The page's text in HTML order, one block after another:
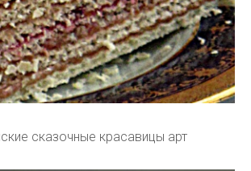
сказочные красавицы арт